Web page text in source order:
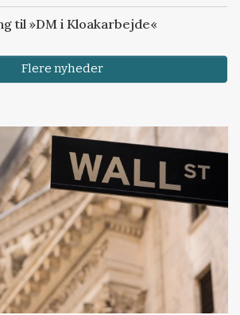
til »DM i Kloakarbejde«
Flere nyheder